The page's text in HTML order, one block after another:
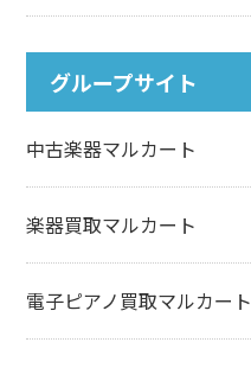
グループサイト
中古楽器マルカート
楽器買取マルカート
電子ピアノ買取マルカート